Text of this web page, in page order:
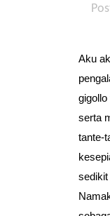
Aku
serta
tante-
sedikit